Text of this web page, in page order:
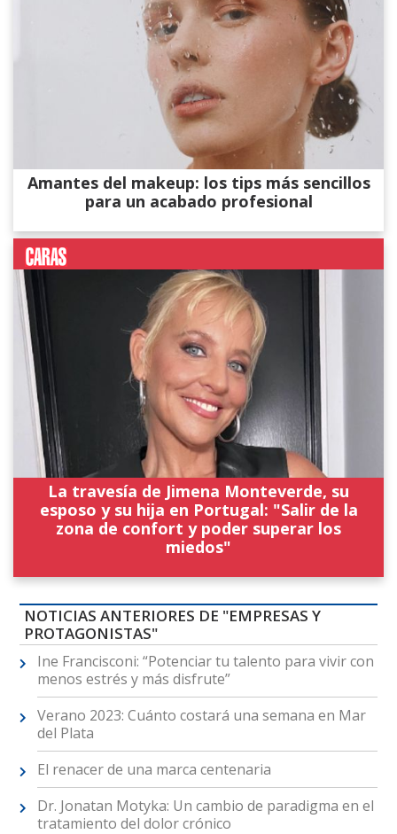
Amantes del makeup: los tips más sencillos
para un acabado profesional
La travesía de Jimena Monteverde, su
esposo y su hija en Portugal: "Salir de la
zona de confort y poder superar los
miedos"
NOTICIAS ANTERIORES DE "EMPRESAS Y
PROTAGONISTAS"
Ine Francisconi: “Potenciar tu talento para vivir con
menos estrés y más disfrute”
Verano 2023: Cuánto costará una semana en Mar
del Plata
El renacer de una marca centenaria
Dr. Jonatan Motyka: Un cambio de paradigma en el
tratamiento del dolor crónico